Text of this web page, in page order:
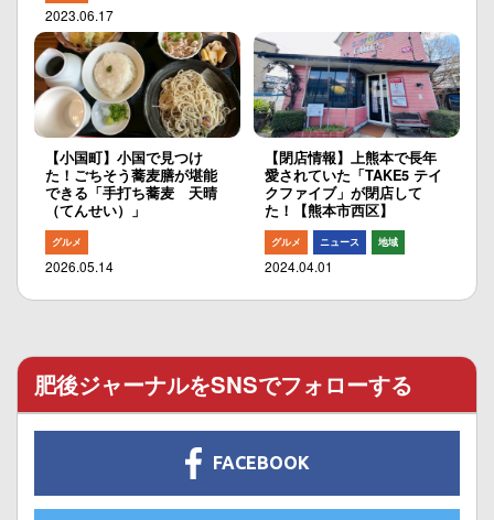
2023.06.17
【小国町】小国で見つけ
た！ごちそう蕎麦膳が堪能
できる「手打ち蕎麦 天晴
（てんせい）」
グルメ
2026.05.14
【閉店情報】上熊本で長年
愛されていた「TAKE5 テイ
クファイブ」が閉店して
た！【熊本市西区】
グルメ ニュース 地域
2024.04.01
肥後ジャーナルをSNSでフォローする
FACEBOOK